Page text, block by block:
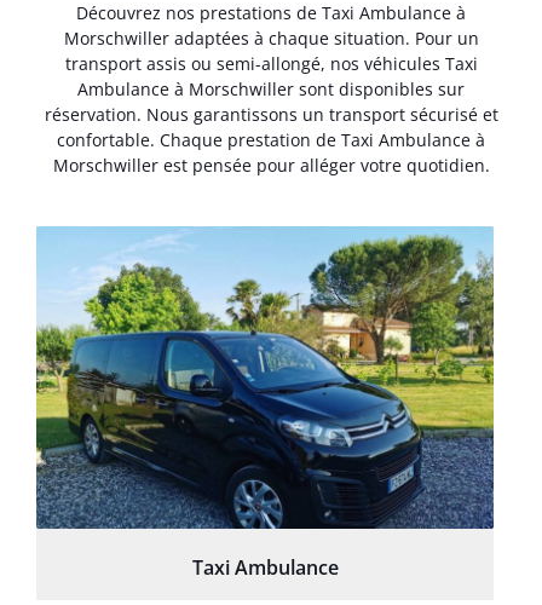
Découvrez nos prestations de Taxi Ambulance à
Morschwiller adaptées à chaque situation. Pour un
transport assis ou semi-allongé, nos véhicules Taxi
Ambulance à Morschwiller sont disponibles sur
réservation. Nous garantissons un transport sécurisé et
confortable. Chaque prestation de Taxi Ambulance à
Morschwiller est pensée pour alléger votre quotidien.
Taxi Ambulance